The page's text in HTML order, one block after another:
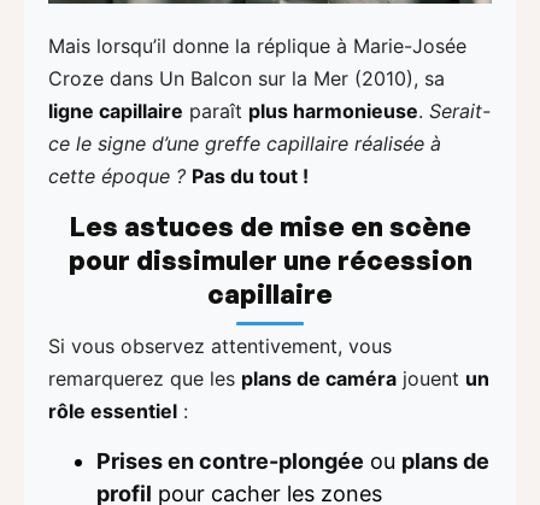
Mais lorsqu’il donne la réplique à Marie-Josée
Croze dans Un Balcon sur la Mer (2010), sa
ligne capillaire paraît plus harmonieuse. Serait-
ce le signe d’une greffe capillaire réalisée à
cette époque ? Pas du tout !
Les astuces de mise en scène
pour dissimuler une récession
capillaire
Si vous observez attentivement, vous
remarquerez que les plans de caméra jouent un
rôle essentiel :
Prises en contre-plongée ou plans de
profil pour cacher les zones